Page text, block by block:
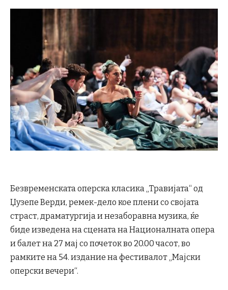
Безвременската оперска класика „Травијата“ од
Џузепе Верди, ремек-дело кое плени со својата
страст, драматургија и незаборавна музика, ќе
биде изведена на сцената на Националната опера
и балет на 27 мај со почеток во 20.00 часот, во
рамките на 54. издание на фестивалот „Мајски
оперски вечери“.